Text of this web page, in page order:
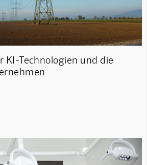
KI-Technologien und die